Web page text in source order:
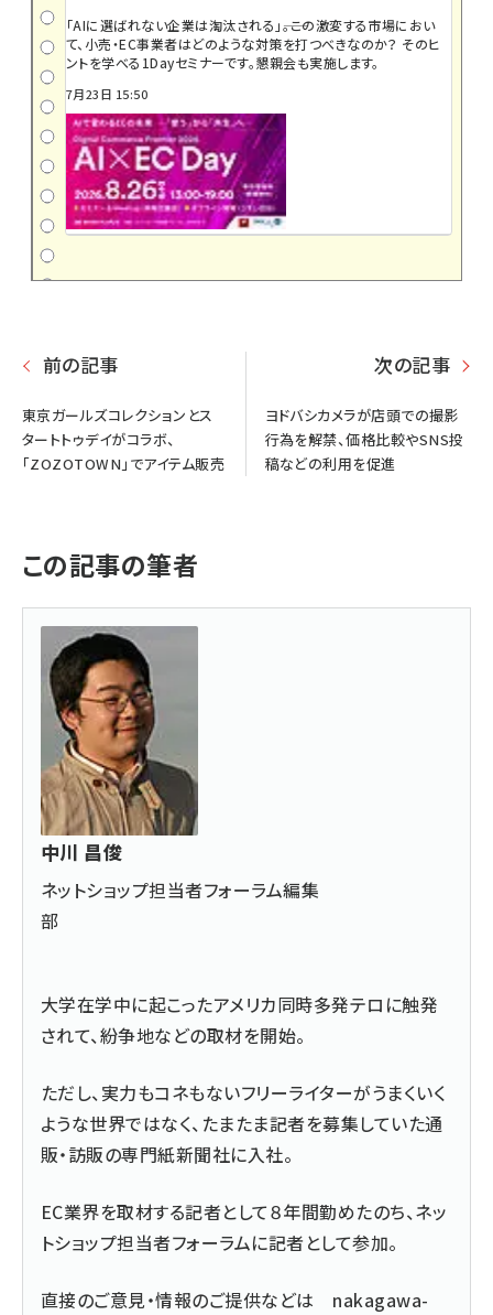
「AIに選ばれない企業は淘汰される」――。この激変する市場におい
て、小売・EC事業者はどのような対策を打つべきなのか？ そのヒ
ントを学べる1Dayセミナーです。懇親会も実施します。
7月23日 15:50
前の記事
東京ガールズコレクションとス
タートトゥデイがコラボ、
「ZOZOTOWN」でアイテム販売
次の記事
ヨドバシカメラが店頭での撮影
行為を解禁、価格比較やSNS投
稿などの利用を促進
この記事の筆者
中川 昌俊
ネットショップ担当者フォーラム編集
部
大学在学中に起こったアメリカ同時多発テロに触発
されて、紛争地などの取材を開始。
ただし、実力もコネもないフリーライターがうまくいく
ような世界ではなく、たまたま記者を募集していた通
販・訪販の専門紙新聞社に入社。
EC業界を取材する記者として８年間勤めたのち、ネッ
トショップ担当者フォーラムに記者として参加。
直接のご意見・情報のご提供などは nakagawa-